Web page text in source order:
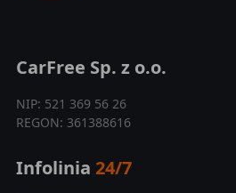
CarFree Sp. z o.o.
NIP: 521 369 56 26
REGON: 361388616
Infolinia 24/7